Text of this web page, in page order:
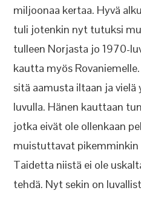
miljoonaa kertaa. Hyvä
tuli jotenkin nyt tutuksi
tulleen Norjasta jo 1970-
kautta myös
sitä aamusta iltaan ja
luvulla. Hänen kauttaan
jotka eivät ole ollenkaan
muistuttavat
Taidetta niistä ei ole
tehdä. Nyt sekin on